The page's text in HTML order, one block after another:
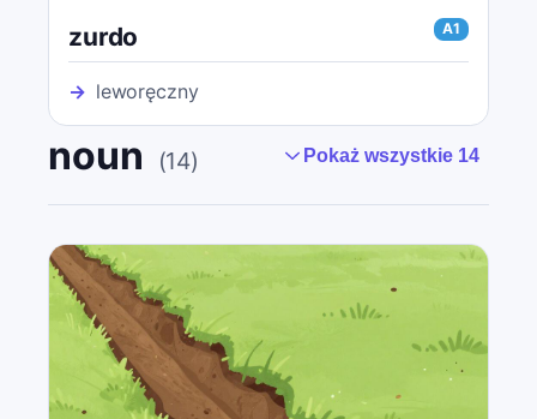
zurdo A1
→ leworęczny
noun (14) Pokaż wszystkie 14